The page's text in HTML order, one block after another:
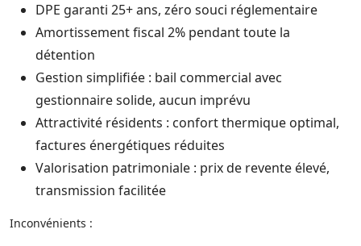
DPE garanti 25+ ans, zéro souci réglementaire​
Amortissement fiscal 2% pendant toute la
détention​
Gestion simplifiée : bail commercial avec
gestionnaire solide, aucun imprévu​
Attractivité résidents : confort thermique optimal,
factures énergétiques réduites​
Valorisation patrimoniale : prix de revente élevé,
transmission facilitée​
Inconvénients :